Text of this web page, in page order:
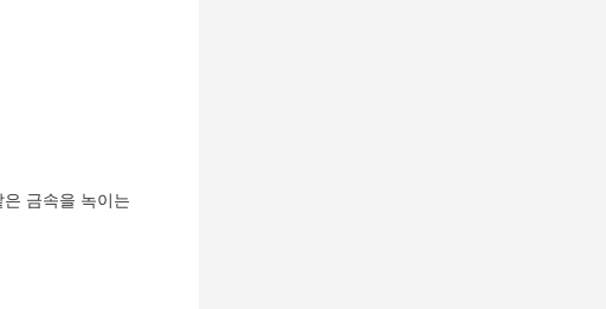
금속을 녹이는